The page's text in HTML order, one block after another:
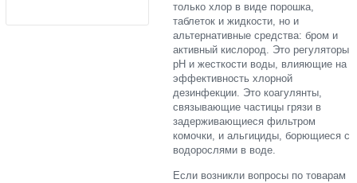
только хлор в виде порошка,
таблеток и жидкости, но и
альтернативные средства: бром и
активный кислород. Это регуляторы
pH и жесткости воды, влияющие на
эффективность хлорной
дезинфекции. Это коагулянты,
связывающие частицы грязи в
задерживающиеся фильтром
комочки, и альгициды, борющиеся с
водорослями в воде.
Если возникли вопросы по товарам